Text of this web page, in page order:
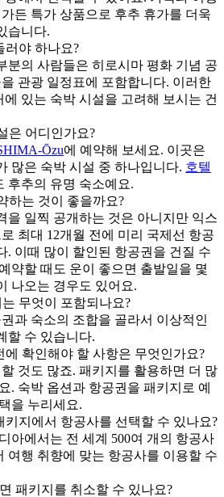
든 특가 상품으로 후추 휴가를 더욱
습니다.
러야 하나요?
분의 사람들은 히로시마 평화 기념 공
관광 일정표에 포함합니다. 이러한
있는 숙박 시설을 고려해 보시는 건
은 어디인가요?
Ōzu에 예약해 보세요. 이곳은
많은 숙박 시설 중 하나입니다. 호텔
후추의 유명 숙소예요.
하는 것이 좋을까요?
을 일찍 공개하는 것은 아니지만 익스
최대 12개월 전에 미리 국제선 항공
. 이때 많이 할인된 항공권을 건질 수
약할 때도 운이 좋으면 출발일을 몇
나오는 경우도 있어요.
무엇이 포함되나요?
과 숙소의 조합을 골라서 이상적인
할 수 있습니다.
확인해야 할 사항은 무엇인가요?
것도 많죠. 패키지를 활용하면 더 많
. 숙박 옵션과 항공권을 패키지로 예
을 누리세요.
키지에서 항공사를 선택할 수 있나요?
아에서는 전 세계 500여 개의 항공사
여행 취향에 맞는 항공사를 이용할 수
패키지를 취소할 수 있나요?